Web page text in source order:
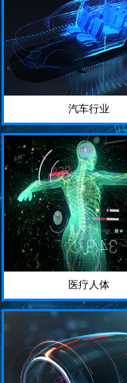
汽车行业
医疗人体